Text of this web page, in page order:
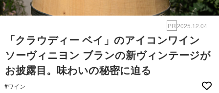
PR2025.12.04
「クラウディー ベイ」のアイコンワイン
ソーヴィニヨン ブランの新ヴィンテージが
お披露目。味わいの秘密に迫る
#ワイン